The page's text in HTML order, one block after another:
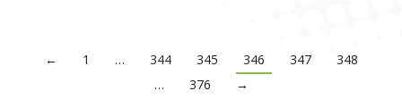
← 1 … 344 345 346 347
348
…
376 →